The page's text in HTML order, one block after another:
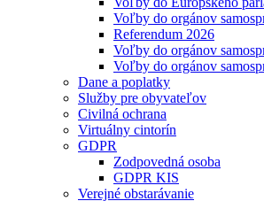
Voľby do orgánov
Referendum 2026
Voľby do orgánov
Voľby do orgánov
Dane a poplatky
Služby pre obyvateľov
Civilná ochrana
Virtuálny cintorín
GDPR
Zodpovedná osoba
GDPR KIS
Verejné obstarávanie